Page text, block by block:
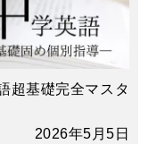
超基礎完全マスタ
2026年5月5日